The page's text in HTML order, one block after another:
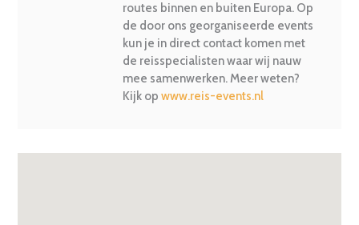
routes binnen en buiten Europa. Op
de door ons georganiseerde events
kun je in direct contact komen met
de reisspecialisten waar wij nauw
mee samenwerken. Meer weten?
Kijk op www.reis-events.nl